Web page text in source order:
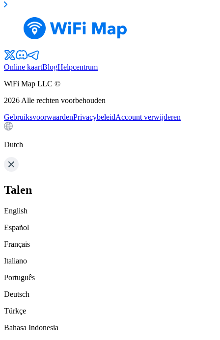
Online kaartBlogHelpcentrum
WiFi Map LLC ©
2026 Alle rechten voorbehouden
GebruiksvoorwaardenPrivacybeleidAccount verwijderen
Dutch
Talen
English
Español
Français
Italiano
Português
Deutsch
Türkçe
Bahasa Indonesia